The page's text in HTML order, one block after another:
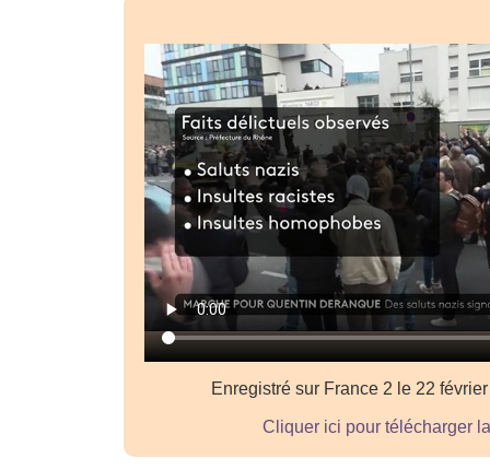
Enregistré sur France 2 le 22
Cliquer ici pour télécharger